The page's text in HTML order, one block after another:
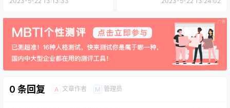
0 条回复 A 文章作者 M 管理员